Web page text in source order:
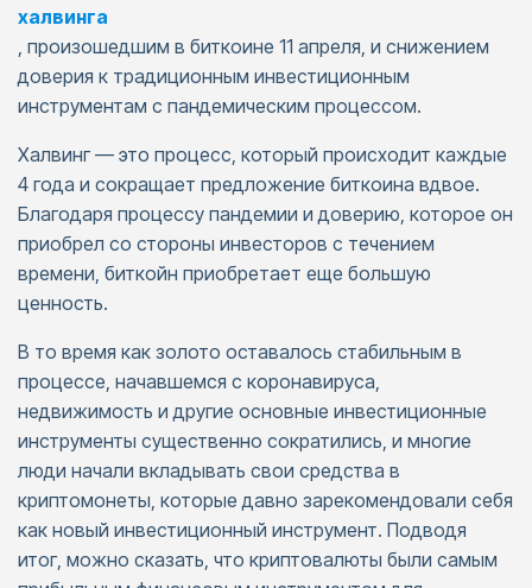
халвинга
, произошедшим в биткоине 11 апреля, и снижением
доверия к традиционным инвестиционным
инструментам с пандемическим процессом.
Халвинг — это процесс, который происходит каждые
4 года и сокращает предложение биткоина вдвое.
Благодаря процессу пандемии и доверию, которое он
приобрел со стороны инвесторов с течением
времени, биткойн приобретает еще большую
ценность.
В то время как золото оставалось стабильным в
процессе, начавшемся с коронавируса,
недвижимость и другие основные инвестиционные
инструменты существенно сократились, и многие
люди начали вкладывать свои средства в
криптомонеты, которые давно зарекомендовали себя
как новый инвестиционный инструмент. Подводя
итог, можно сказать, что криптовалюты были самым